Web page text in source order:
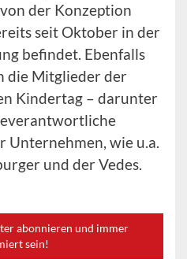
der Konzeption
seit Oktober in der
befindet. Ebenfalls
die Mitglieder der
Kindertag – darunter
Unternehmen, wie u.a.
und der Vedes.
abonnieren und immer
sein!